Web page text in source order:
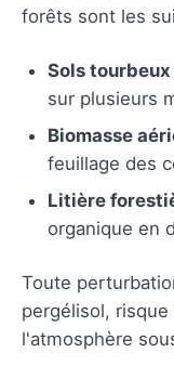
forêts sont les
Sols tourbeux
sur plusieurs
Biomasse
feuillage des
Litière
organique en
Toute
pergélisol,
l'atmosphère